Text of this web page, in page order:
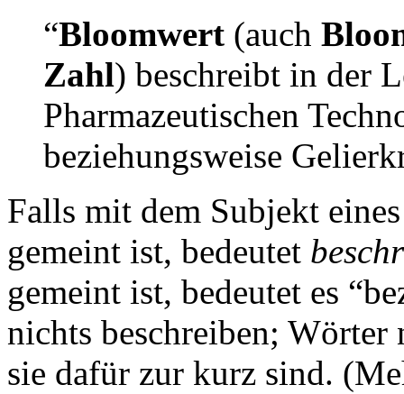
“Bloomwert (auch
Zahl) beschreibt in der
Pharmazeutischen
beziehungsweise
Falls mit dem Subjekt
gemeint ist, bedeutet
gemeint ist, bedeutet es
nichts beschreiben;
sie dafür zur kurz sind.